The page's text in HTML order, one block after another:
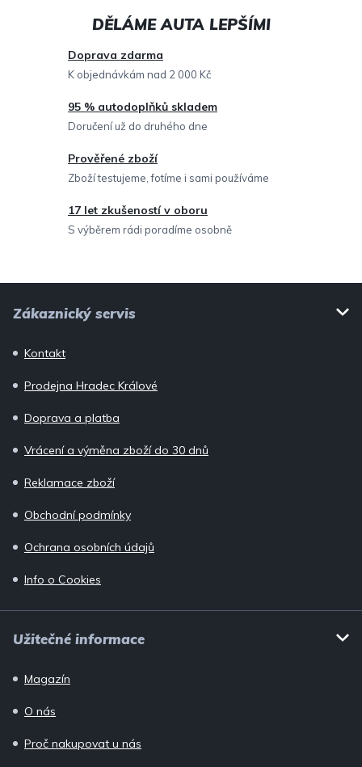
Doprava zdarma
K objednávkám nad 2 000 Kč
95 % autodoplňků skladem
Doručení už do druhého dne
Prověřené zboží
Zboží testujeme, fotíme i sami používáme
17 let zkušeností v oboru
S výběrem rádi poradíme osobně
Zákaznický servis
Kontakt
Prodejna Hradec Králové
Doprava a platba
Vrácení a výměna zboží do 30 dnů
Reklamace zboží
Obchodní podmínky
Ochrana osobních údajů
Info o Cookies
Užitečné informace
Magazín
O nás
Proč nakupovat u nás